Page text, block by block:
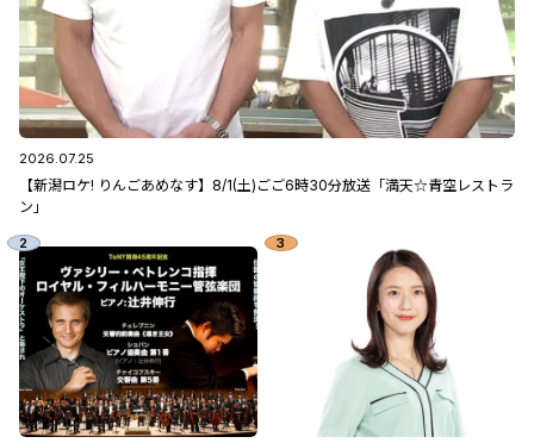
2026.07.25
【新潟ロケ! りんごあめなす】8/1(土)ごご6時30分放送「満天☆青空レストラ
ン」